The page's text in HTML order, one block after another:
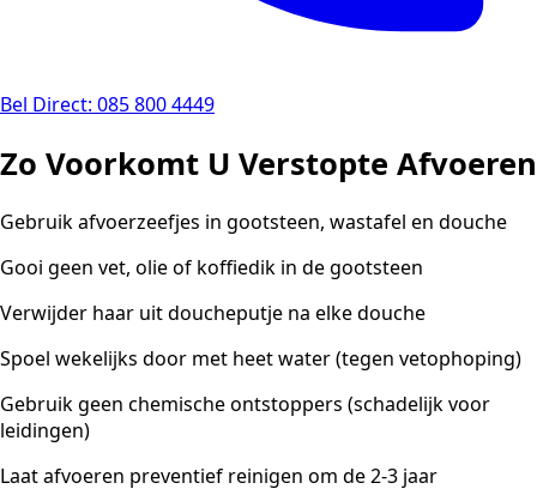
Bel Direct: 085 800 4449
Zo Voorkomt U Verstopte Afvoeren
Gebruik afvoerzeefjes in gootsteen, wastafel en douche
Gooi geen vet, olie of koffiedik in de gootsteen
Verwijder haar uit doucheputje na elke douche
Spoel wekelijks door met heet water (tegen vetophoping)
Gebruik geen chemische ontstoppers (schadelijk voor
leidingen)
Laat afvoeren preventief reinigen om de 2-3 jaar